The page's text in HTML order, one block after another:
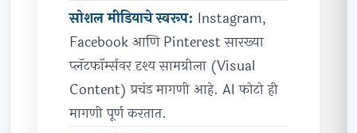
सोशल मीडियाचे स्वरूप: Instagram,
Facebook आणि Pinterest सारख्या
प्लॅटफॉर्म्सवर दृश्य सामग्रीला (Visual
Content) प्रचंड मागणी आहे. AI फोटो ही
मागणी पूर्ण करतात.